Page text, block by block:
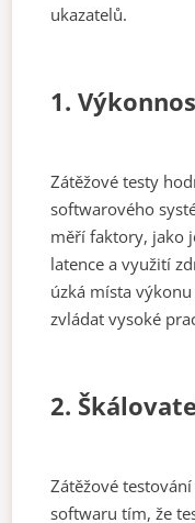
ukazatelů.
1.
Zátěžové testy
softwarového
měří faktory, jako
latence a využití
úzká místa
zvládat vysoké
2.
Zátěžové
softwaru tím, že